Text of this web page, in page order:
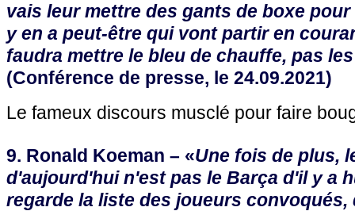
vais leur mettre des gants de boxe
y en a peut-être qui vont partir en
faudra mettre le bleu de chauffe, pas
(Conférence de presse, le 24.09.2021)
Le fameux discours musclé pour faire
9. Ronald Koeman – «Une fois de plus,
d'aujourd'hui n'est pas le Barça d'il y a
regarde la liste des joueurs convoqués,